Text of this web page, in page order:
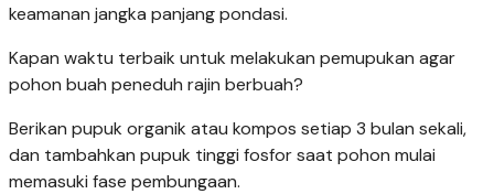
keamanan jangka panjang pondasi.
Kapan waktu terbaik untuk melakukan pemupukan agar
pohon buah peneduh rajin berbuah?
Berikan pupuk organik atau kompos setiap 3 bulan sekali,
dan tambahkan pupuk tinggi fosfor saat pohon mulai
memasuki fase pembungaan.